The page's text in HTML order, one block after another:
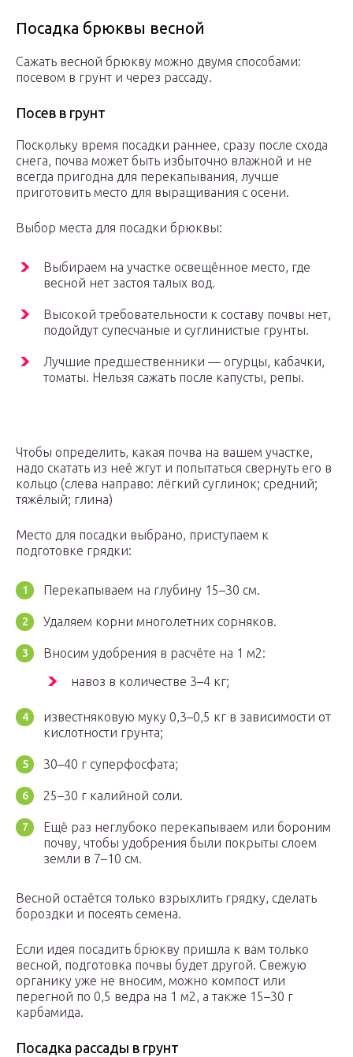
Посадка брюквы весной
Сажать весной брюкву можно двумя способами:
посевом в грунт и через рассаду.
Посев в грунт
Поскольку время посадки раннее, сразу после схода
снега, почва может быть избыточно влажной и не
всегда пригодна для перекапывания, лучше
приготовить место для выращивания с осени.
Выбор места для посадки брюквы:
Выбираем на участке освещённое место, где
весной нет застоя талых вод.
Высокой требовательности к составу почвы нет,
подойдут супесчаные и суглинистые грунты.
Лучшие предшественники — огурцы, кабачки,
томаты. Нельзя сажать после капусты, репы.
Чтобы определить, какая почва на вашем участке,
надо скатать из неё жгут и попытаться свернуть его в
кольцо (слева направо: лёгкий суглинок; средний;
тяжёлый; глина)
Место для посадки выбрано, приступаем к
подготовке грядки:
Перекапываем на глубину 15–30 см.
Удаляем корни многолетних сорняков.
Вносим удобрения в расчёте на 1 м2:
навоз в количестве 3–4 кг;
известняковую муку 0,3–0,5 кг в зависимости от
кислотности грунта;
30–40 г суперфосфата;
25–30 г калийной соли.
Ещё раз неглубоко перекапываем или бороним
почву, чтобы удобрения были покрыты слоем
земли в 7–10 см.
Весной остаётся только взрыхлить грядку, сделать
бороздки и посеять семена.
Если идея посадить брюкву пришла к вам только
весной, подготовка почвы будет другой. Свежую
органику уже не вносим, можно компост или
перегной по 0,5 ведра на 1 м2, а также 15–30 г
карбамида.
Посадка рассады в грунт